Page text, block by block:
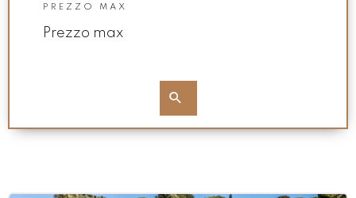
PREZZO MAX